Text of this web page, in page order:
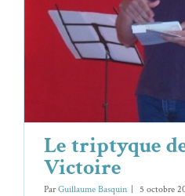
Focus Olivier
Le triptyque
Victoire
ParGuillaume Basquin | 5 octobre